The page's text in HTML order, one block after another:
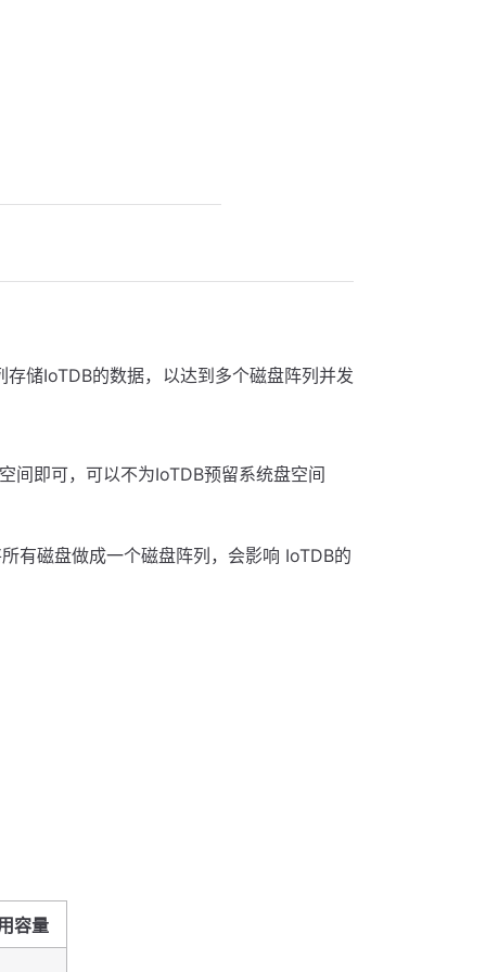
储IoTDB的数据，以达到多个磁盘阵列并发
间即可，可以不为IoTDB预留系统盘空间
有磁盘做成一个磁盘阵列，会影响 IoTDB的
容量